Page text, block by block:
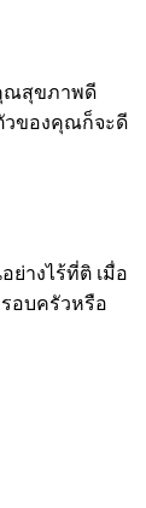
ณสุขภาพดี
วของคุณก็จะดี
ย่างไร้ที่ติ เมื่อ
อบครัวหรือ